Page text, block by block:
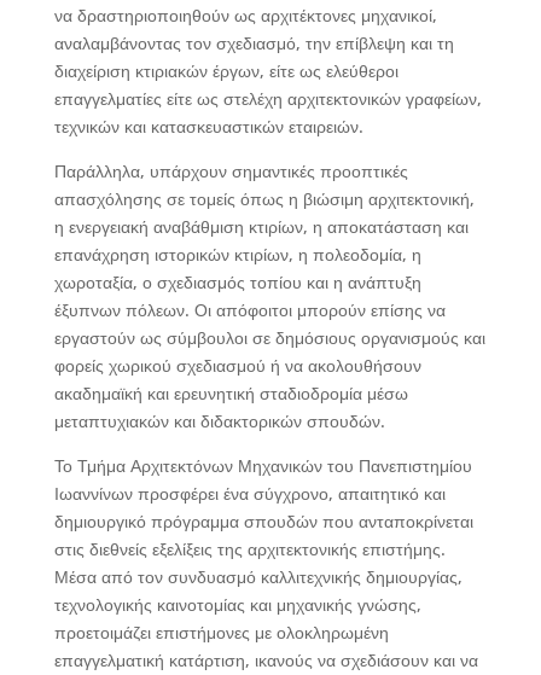
να δραστηριοποιηθούν ως αρχιτέκτονες μηχανικοί,
αναλαμβάνοντας τον σχεδιασμό, την επίβλεψη και τη
διαχείριση κτιριακών έργων, είτε ως ελεύθεροι
επαγγελματίες είτε ως στελέχη αρχιτεκτονικών γραφείων,
τεχνικών και κατασκευαστικών εταιρειών.
Παράλληλα, υπάρχουν σημαντικές προοπτικές
απασχόλησης σε τομείς όπως η βιώσιμη αρχιτεκτονική,
η ενεργειακή αναβάθμιση κτιρίων, η αποκατάσταση και
επανάχρηση ιστορικών κτιρίων, η πολεοδομία, η
χωροταξία, ο σχεδιασμός τοπίου και η ανάπτυξη
έξυπνων πόλεων. Οι απόφοιτοι μπορούν επίσης να
εργαστούν ως σύμβουλοι σε δημόσιους οργανισμούς και
φορείς χωρικού σχεδιασμού ή να ακολουθήσουν
ακαδημαϊκή και ερευνητική σταδιοδρομία μέσω
μεταπτυχιακών και διδακτορικών σπουδών.
Το Τμήμα Αρχιτεκτόνων Μηχανικών του Πανεπιστημίου
Ιωαννίνων προσφέρει ένα σύγχρονο, απαιτητικό και
δημιουργικό πρόγραμμα σπουδών που ανταποκρίνεται
στις διεθνείς εξελίξεις της αρχιτεκτονικής επιστήμης.
Μέσα από τον συνδυασμό καλλιτεχνικής δημιουργίας,
τεχνολογικής καινοτομίας και μηχανικής γνώσης,
προετοιμάζει επιστήμονες με ολοκληρωμένη
επαγγελματική κατάρτιση, ικανούς να σχεδιάσουν και να